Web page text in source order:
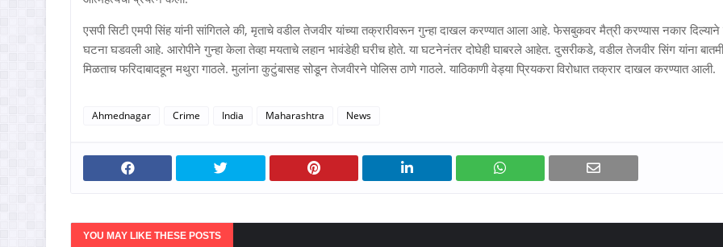
एसपी सिटी एमपी सिंह यांनी सांगितले की, मृताचे वडील तेजवीर यांच्या तक्रारीवरून गुन्हा दाखल करण्यात आला आहे. फेसबुकवर मैत्री करण्यास नकार दिल्याने
घटना घडवली आहे. आरोपीने गुन्हा केला तेव्हा मयताचे लहान भावंडेही घरीच होते. या घटनेनंतर दोघेही घाबरले आहेत. दुसरीकडे, वडील तेजवीर सिंग यांना बातमी
मिळताच फरिदाबादहून मथुरा गाठले. मुलांना कुटुंबासह सोडून तेजवीरने पोलिस ठाणे गाठले. याठिकाणी वेड्या प्रियकरा विरोधात तक्रार दाखल करण्यात आली.
Ahmednagar Crime India Maharashtra News
YOU MAY LIKE THESE POSTS